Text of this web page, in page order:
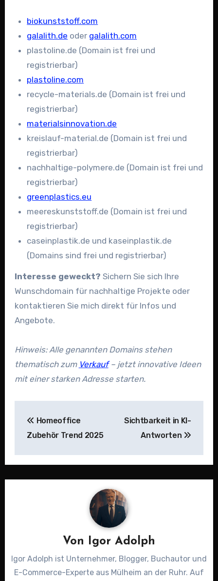
biokunststoff.com
galalith.de oder galalith.com
plastoline.de (Domain ist frei und
registrierbar)
plastoline.com
recycle-materials.de (Domain ist frei und
registrierbar)
materialsinnovation.de
kreislauf-material.de (Domain ist frei und
registrierbar)
nachhaltige-polymere.de (Domain ist frei und
registrierbar)
greenplastics.eu
meereskunststoff.de (Domain ist frei und
registrierbar)
caseinplastik.de und kaseinplastik.de
(Domains sind frei und registrierbar)
Interesse geweckt? Sichern Sie sich Ihre
Wunschdomain für nachhaltige Projekte oder
kontaktieren Sie mich direkt für Infos und
Angebote.
Hinweis: Alle genannten Domains stehen
thematisch zum Verkauf– jetzt innovative Ideen
mit einer starken Adresse starten.
Homeoffice
Zubehör Trend 2025
Sichtbarkeit in KI-
Antworten
Von Igor Adolph
Igor Adolph ist Unternehmer, Blogger, Buchautor und
E-Commerce-Experte aus Mülheim an der Ruhr. Auf